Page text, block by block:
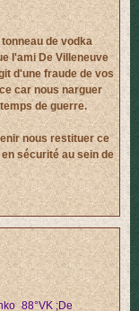
de vodka
l'ami De Villeneuve
d'une fraude de vos
car nous narguer
de guerre.
nous restituer ce
sécurité au sein de
;De